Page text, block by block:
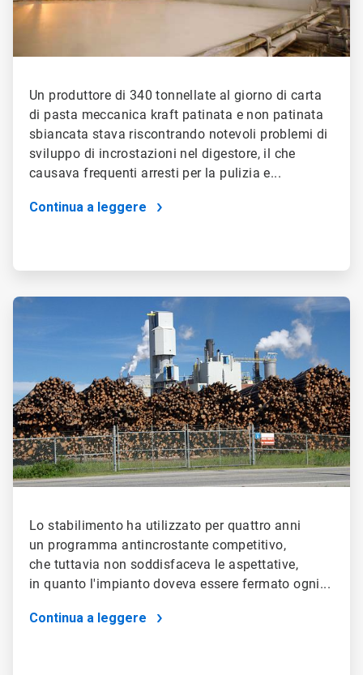
Un produttore di 340 tonnellate al giorno di carta
di pasta meccanica kraft patinata e non patinata
sbiancata stava riscontrando notevoli problemi di
sviluppo di incrostazioni nel digestore, il che
causava frequenti arresti per la pulizia e...
Continua a leggere
ArticleTile
Lo stabilimento ha utilizzato per quattro anni
un programma antincrostante competitivo,
che tuttavia non soddisfaceva le aspettative,
in quanto l'impianto doveva essere fermato ogni...
Continua a leggere